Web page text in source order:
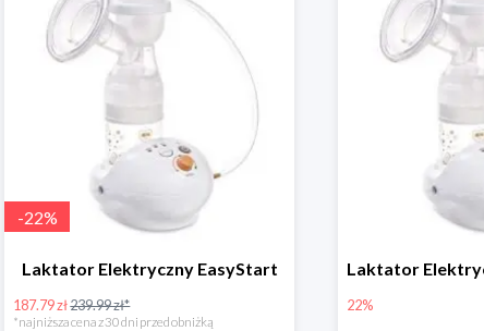
-22%
Laktator Elektryczny EasyStart
187.79 zł239.99 zł*
*najniższa cena z 30 dni przed obniżką
22%